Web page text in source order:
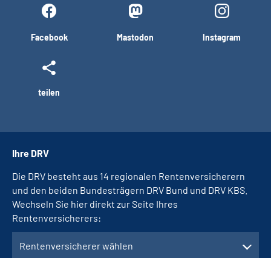
Facebook Mastodon Instagram
teilen
Ihre DRV
Die DRV besteht aus 14 regionalen Rentenversicherern
und den beiden Bundesträgern DRV Bund und DRV KBS.
Wechseln Sie hier direkt zur Seite Ihres
Rentenversicherers:
Rentenversicherer wählen